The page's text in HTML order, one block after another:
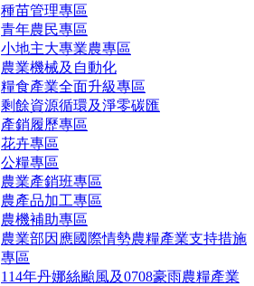
種苗管理專區
青年農民專區
小地主大專業農專區
農業機械及自動化
糧食產業全面升級專區
剩餘資源循環及淨零碳匯
產銷履歷專區
花卉專區
公糧專區
農業產銷班專區
農產品加工專區
農機補助專區
農業部因應國際情勢農糧產業支持措施
專區
114年丹娜絲颱風及0708豪雨農糧產業